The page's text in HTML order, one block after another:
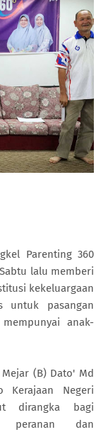
Parenting 360
lalu memberi
kekeluargaan
untuk pasangan
anak-
(B) Dato' Md
Kerajaan Negeri
dirangka bagi
peranan dan